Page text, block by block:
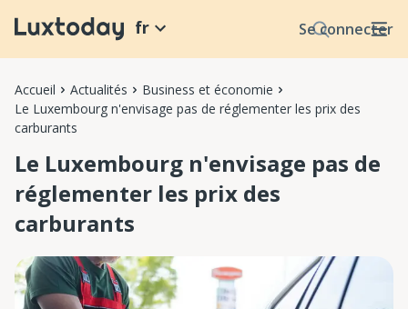
Se connecter
fr
Accueil Actualités
Business et économie
Le Luxembourg n'envisage pas de réglementer les prix des
carburants
Le Luxembourg n'envisage pas de
réglementer les prix des
carburants